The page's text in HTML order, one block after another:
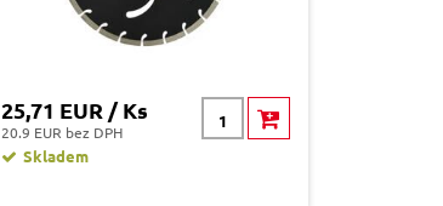
25,71 EUR / Ks
20.9 EUR bez DPH
Skladem